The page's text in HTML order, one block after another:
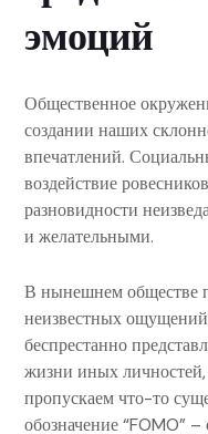
эмоций
Общественное
создании наших
впечатлений.
воздействие
разновидности
и желательными.
В нынешнем обществе
неизвестных
беспрестанно
жизни иных
пропускаем что-то
обозначение “FOMO”